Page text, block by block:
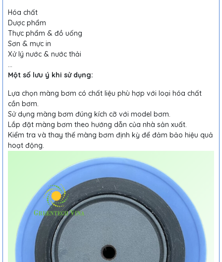
Hóa chất
Dược phẩm
Thực phẩm & đồ uống
Sơn & mực in
Xử lý nước & nước thải
...
Một số lưu ý khi sử dụng:
Lựa chọn màng bơm có chất liệu phù hợp với loại hóa chất
cần bơm.
Sử dụng màng bơm đúng kích cỡ với model bơm.
Lắp đặt màng bơm theo hướng dẫn của nhà sản xuất.
Kiểm tra và thay thế màng bơm định kỳ để đảm bảo hiệu quả
hoạt động.